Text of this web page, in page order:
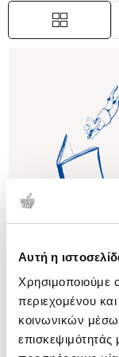
Αυτή η
Χρησιμοποιούμε
περιεχομένου
κοινωνικών
επισκεψιμότητάς
(0)
(P/B) ATROCITY,
AND INTERNATIONAL
DRUMBL A. MARK
Κωδ. Πολιτείας:3933-1171